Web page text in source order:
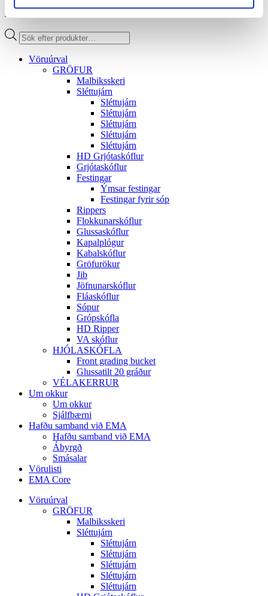
Facebook Instagram LinkedinYoutube
Products
search
Vöruúrval
GRÖFUR
Malbiksskeri
Sléttujárn
Sléttujárn
Sléttujárn
Sléttujárn
Sléttujárn
Sléttujárn
HD Grjótaskóflur
Grjótaskóflur
Festingar
Ýmsar festingar
Festingar fyrir sóp
Rippers
Flokkunarskóflur
Glussaskóflur
Kapalplógur
Kabalskóflur
Gröfurökur
Jib
Jöfnunarskóflur
Fláaskóflur
Sópur
Grópskófla
HD Ripper
VA skóflur
HJÓLASKÓFLA
Front grading bucket
Glussatilt 20 gráður
VÉLAKERRUR
Um okkur
Um okkur
Sjálfbærni
Hafðu samband við EMA
Hafðu samband við EMA
Ábyrgð
Smásalar
Vörulisti
EMA Core
Vöruúrval
GRÖFUR
Malbiksskeri
Sléttujárn
Sléttujárn
Sléttujárn
Sléttujárn
Sléttujárn
Sléttujárn